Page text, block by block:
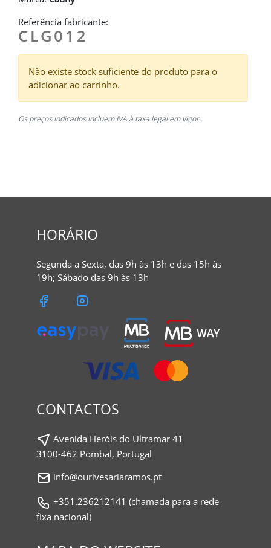
Referência fabricante:
CLG012
Não existe stock suficiente do produto para o
adicionar ao carrinho.
Os preços indicados incluem IVA à taxa legal em vigor.
HORÁRIO
Segunda a Sexta, das 9h às 13h e das 15h às
19h; Sábado das 9h às 13h
CONTACTOS
Avenida Heróis do Ultramar 41
3100-462 Pombal, Portugal
info@ourivesariaramos.pt
+351.236212141 (chamada para a rede
fixa nacional)